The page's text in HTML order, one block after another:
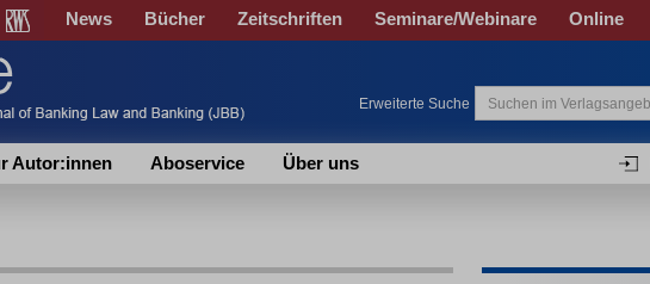
News Bücher Zeitschriften Seminare/Webinare Online
Erweiterte Suche
Autor:innen Aboservice Über uns